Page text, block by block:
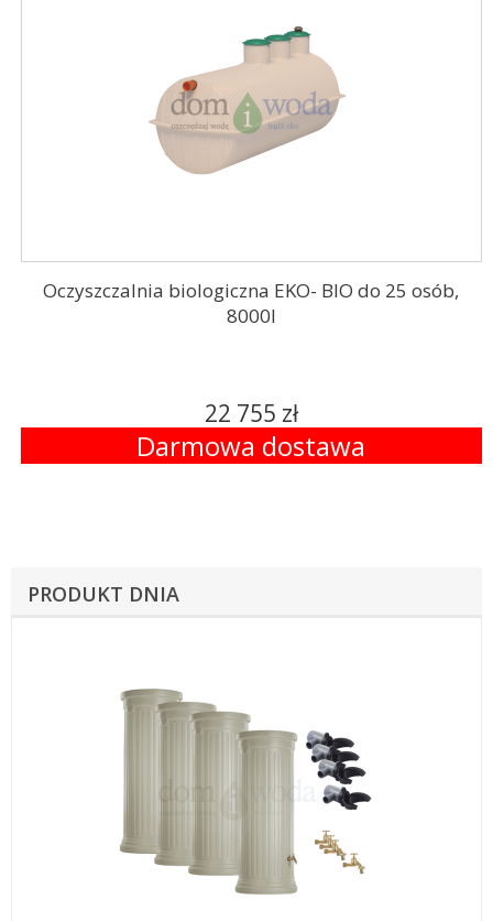
PRODUKT DNIA
Oczyszczalnia biologiczna EKO- BIO do 25 osób,
8000l
22 755 zł
Darmowa dostawa